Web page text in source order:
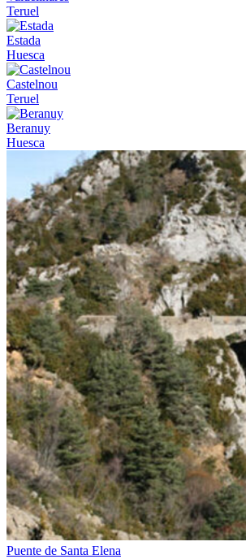
Teruel
Estada
Huesca
Castelnou
Teruel
Beranuy
Huesca
Puente de Santa Elena